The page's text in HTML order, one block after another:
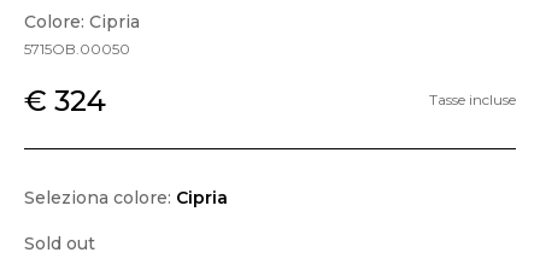
Colore: Cipria
5715OB.00050
€ 324 Tasse incluse
Seleziona colore: Cipria
Sold out